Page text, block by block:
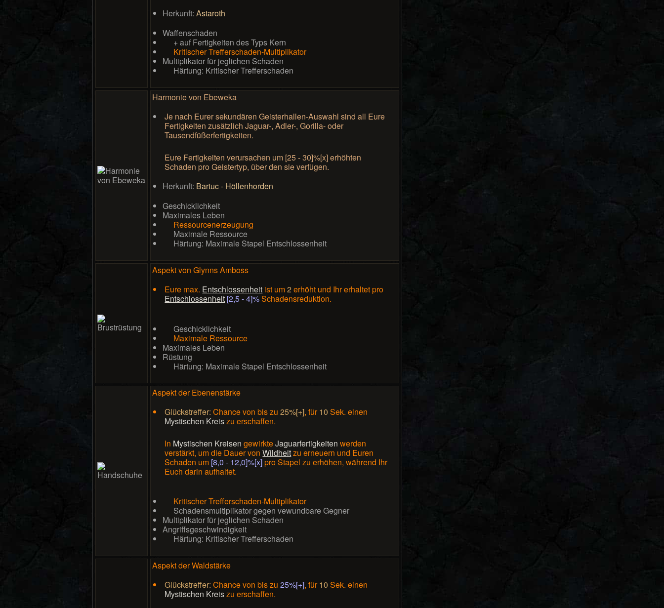
Herkunft: Astaroth
Waffenschaden
+ auf Fertigkeiten des Typs Kern
Kritischer Trefferschaden-Multiplikator
Multiplikator für jeglichen Schaden
Härtung: Kritischer Trefferschaden
Harmonie von Ebeweka
Je nach Eurer sekundären Geisterhallen-Auswahl sind all Eure
Fertigkeiten zusätzlich Jaguar-, Adler-, Gorilla- oder
Tausendfüßerfertigkeiten.
Eure Fertigkeiten verursachen um [25 - 30]%[x] erhöhten
Schaden pro Geistertyp, über den sie verfügen.
Herkunft: Bartuc - Höllenhorden
Geschicklichkeit
Maximales Leben
Ressourcenerzeugung
Maximale Ressource
Härtung: Maximale Stapel Entschlossenheit
Aspekt von Glynns Amboss
Eure max. Entschlossenheit ist um2 erhöht und Ihr erhaltet pro
Entschlossenheit [2,5 - 4]%Schadensreduktion.
Geschicklichkeit
Maximale Ressource
Maximales Leben
Rüstung
Härtung: Maximale Stapel Entschlossenheit
Aspekt der Ebenenstärke
Glückstreffer: Chance von bis zu25%[+], für10 Sek. einen
Mystischen Kreiszu erschaffen.
In Mystischen Kreisen gewirkteJaguarfertigkeiten werden
verstärkt, um die Dauer vonWildheitzu erneuern und Euren
Schaden um [8,0 - 12,0]%[x]pro Stapel zu erhöhen, während Ihr
Euch darin aufhaltet.
Kritischer Trefferschaden-Multiplikator
Schadensmultiplikator gegen vewundbare Gegner
Multiplikator für jeglichen Schaden
Angriffsgeschwindigkeit
Härtung: Kritischer Trefferschaden
Aspekt der Waldstärke
Glückstreffer: Chance von bis zu25%[+], für10 Sek. einen
Mystischen Kreiszu erschaffen.